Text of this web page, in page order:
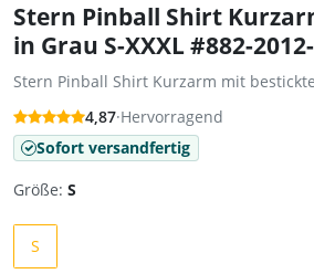
Stern Pinball Shirt
in Grau S-XXXL #882-
Stern Pinball Shirt Kurzarm mit
4,87·Hervorragend
Sofort versandfertig
Größe: S
S